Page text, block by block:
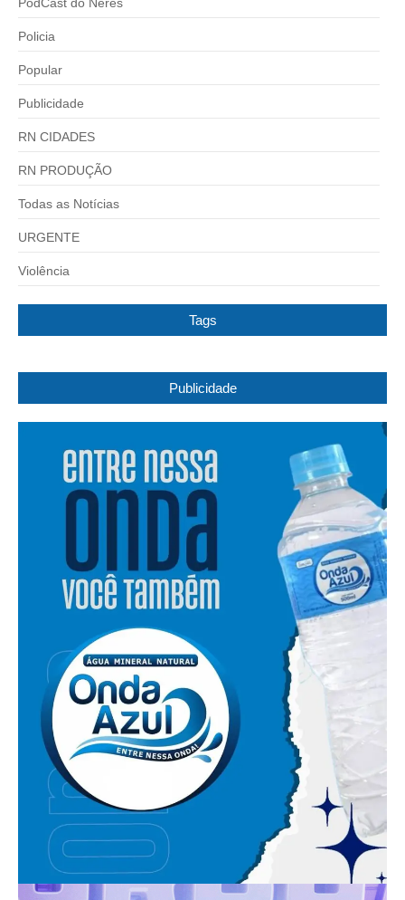
Policia
Popular
Publicidade
RN CIDADES
RN PRODUÇÃO
Todas as Notícias
URGENTE
Violência
Tags
Publicidade